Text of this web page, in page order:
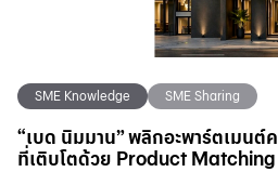
SME Knowledge SME Sharing
“เบด นิมมาน” พลิกอะพาร์ตเมนต์
ที่เติบโตด้วย Product Matching